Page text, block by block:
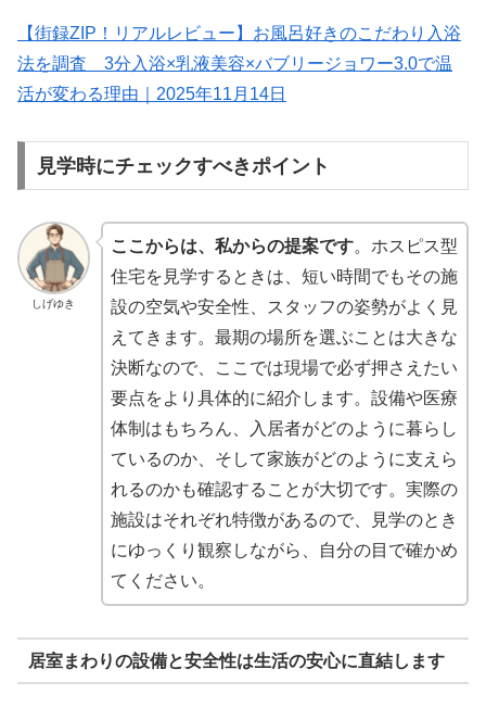
【街録ZIP！リアルレビュー】お風呂好きのこだわり入浴
法を調査 3分入浴×乳液美容×バブリージョワー3.0で温
活が変わる理由｜2025年11月14日
見学時にチェックすべきポイント
しげゆき
ここからは、私からの提案です。ホスピス型
住宅を見学するときは、短い時間でもその施
設の空気や安全性、スタッフの姿勢がよく見
えてきます。最期の場所を選ぶことは大きな
決断なので、ここでは現場で必ず押さえたい
要点をより具体的に紹介します。設備や医療
体制はもちろん、入居者がどのように暮らし
ているのか、そして家族がどのように支えら
れるのかも確認することが大切です。実際の
施設はそれぞれ特徴があるので、見学のとき
にゆっくり観察しながら、自分の目で確かめ
てください。
居室まわりの設備と安全性は生活の安心に直結します